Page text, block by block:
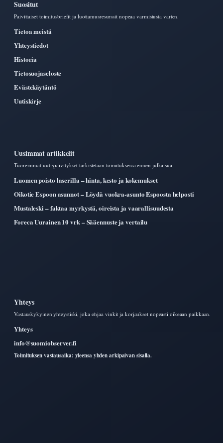
Suositut
Paivittaiset toimitusbriefit ja luottamusresurssit nopeaa varmistusta varten.
Tietoa meistä
Yhteystiedot
Historia
Tietosuojaseloste
Evästekäytäntö
Uutiskirje
Uusimmat artikkelit
Tuoreimmat uutispaivitykset tarkistetaan toimituksessa ennen julkaisua.
Luomen poisto laserilla – hinta, kesto ja kokemukset
Oikotie Espoon asunnot – Löydä vuokra-asunto Espoosta helposti
Mustaleski – faktaa myrkystä, oireista ja vaarallisuudesta
Foreca Uurainen 10 vrk – Sääennuste ja vertailu
Yhteys
Vastauskykyinen yhteystiski, joka ohjaa vinkit ja korjaukset nopeasti oikeaan paikkaan.
Yhteys
info@suomiobserver.fi
Toimituksen vastausaika: yleensa yhden arkipaivan sisalla.